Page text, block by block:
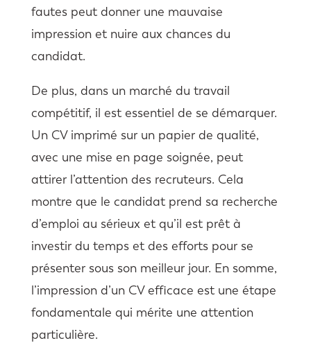
fautes peut donner une mauvaise
impression et nuire aux chances du
candidat.
De plus, dans un marché du travail
compétitif, il est essentiel de se démarquer.
Un CV imprimé sur un papier de qualité,
avec une mise en page soignée, peut
attirer l’attention des recruteurs. Cela
montre que le candidat prend sa recherche
d’emploi au sérieux et qu’il est prêt à
investir du temps et des efforts pour se
présenter sous son meilleur jour. En somme,
l’impression d’un CV efficace est une étape
fondamentale qui mérite une attention
particulière.